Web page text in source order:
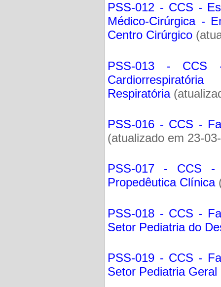
PSS-012 - CCS -
Médico-Cirúrgica -
Centro Cirúrgico
PSS-013 - CCS
Respiratória
PSS-016 - CCS -
(atualizado em 23-
PSS-017 - CCS -
Propedêutica Clínica
PSS-018 - CCS -
Setor Pediatria do
PSS-019 - CCS -
Setor Pediatria Geral